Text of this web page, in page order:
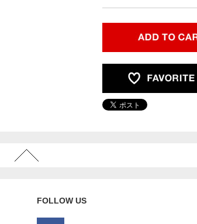
FOLLOW US